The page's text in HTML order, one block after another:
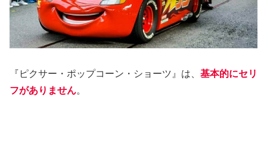
『ピクサー・ポップコーン・ショーツ』は、 基本的にセリ
フがありません。